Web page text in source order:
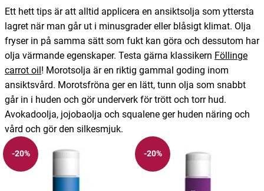
Ett hett tips är att alltid applicera en ansiktsolja som yttersta
lagret när man går ut i minusgrader eller blåsigt klimat. Olja
fryser in på samma sätt som fukt kan göra och dessutom har
olja värmande egenskaper. Testa gärna klassikern Föllinge
carrot oil! Morotsolja är en riktig gammal goding inom
ansiktsvård. Morotsfröna ger en lätt, tunn olja som snabbt
går in i huden och gör underverk för trött och torr hud.
Avokadoolja, jojobaolja och squalene ger huden näring och
vård och gör den silkesmjuk.
-20% -20%